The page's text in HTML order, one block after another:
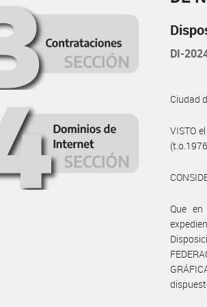
DI-
Ciudad
VISTO
Que en